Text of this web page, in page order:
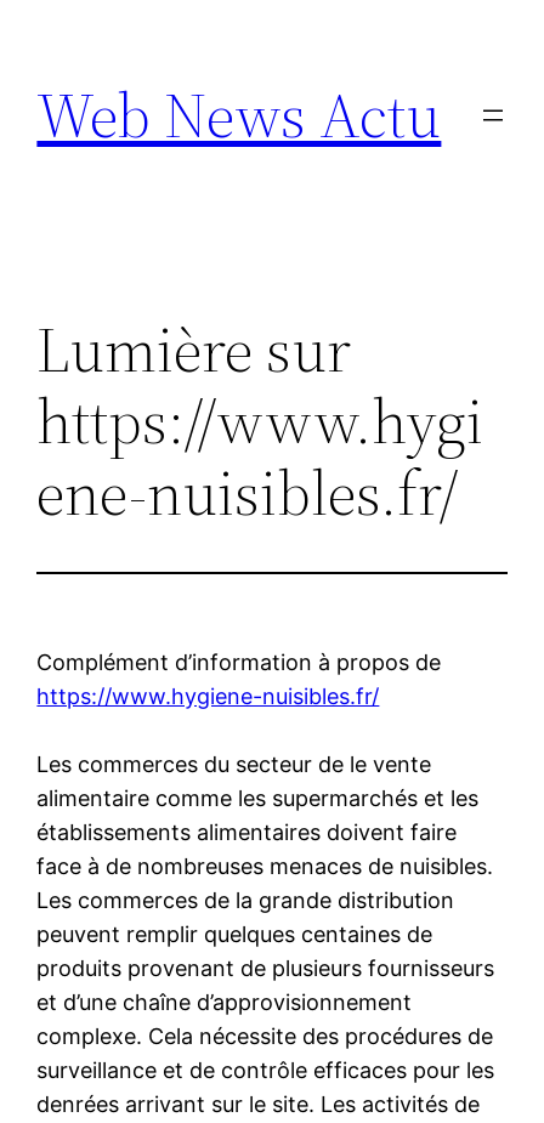
contenu
Web News Actu
Lumière sur
https://www.hygi
ene-nuisibles.fr/
Complément d’information à propos de
https://www.hygiene-nuisibles.fr/
Les commerces du secteur de le vente
alimentaire comme les supermarchés et les
établissements alimentaires doivent faire
face à de nombreuses menaces de nuisibles.
Les commerces de la grande distribution
peuvent remplir quelques centaines de
produits provenant de plusieurs fournisseurs
et d’une chaîne d’approvisionnement
complexe. Cela nécessite des procédures de
surveillance et de contrôle efficaces pour les
denrées arrivant sur le site. Les activités de